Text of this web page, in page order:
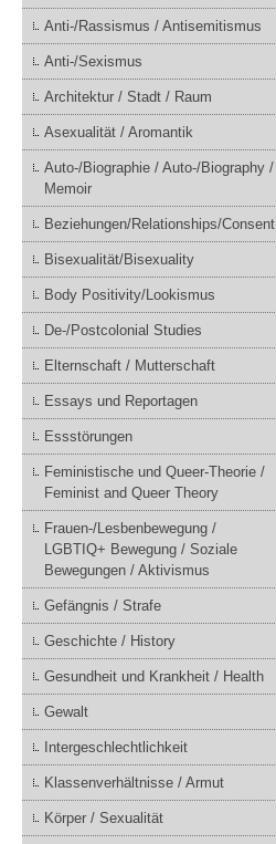
Anti-/Rassismus / Antisemitismus
Anti-/Sexismus
Architektur / Stadt / Raum
Asexualität / Aromantik
Auto-/Biographie / Auto-/Biography /
Memoir
Beziehungen/Relationships/Consent
Bisexualität/Bisexuality
Body Positivity/Lookismus
De-/Postcolonial Studies
Elternschaft / Mutterschaft
Essays und Reportagen
Essstörungen
Feministische und Queer-Theorie /
Feminist and Queer Theory
Frauen-/Lesbenbewegung /
LGBTIQ+ Bewegung / Soziale
Bewegungen / Aktivismus
Gefängnis / Strafe
Geschichte / History
Gesundheit und Krankheit / Health
Gewalt
Intergeschlechtlichkeit
Klassenverhältnisse / Armut
Körper / Sexualität